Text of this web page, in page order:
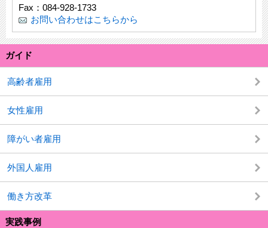
ガイド
高齢者雇用
女性雇用
障がい者雇用
外国人雇用
働き方改革
実践事例
Fax：084-928-1733
お問い合わせはこちらから